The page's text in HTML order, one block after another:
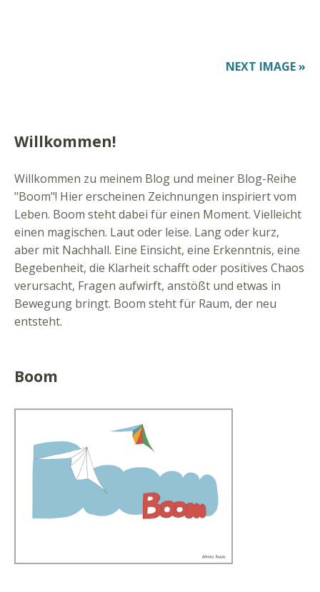
NEXT IMAGE »
Willkommen!
Willkommen zu meinem Blog und meiner Blog-Reihe
"Boom"! Hier erscheinen Zeichnungen inspiriert vom
Leben. Boom steht dabei für einen Moment. Vielleicht
einen magischen. Laut oder leise. Lang oder kurz,
aber mit Nachhall. Eine Einsicht, eine Erkenntnis, eine
Begebenheit, die Klarheit schafft oder positives Chaos
verursacht, Fragen aufwirft, anstößt und etwas in
Bewegung bringt. Boom steht für Raum, der neu
entsteht.
Boom